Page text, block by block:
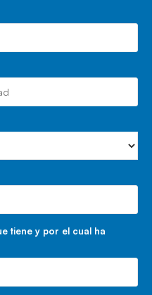
tiene y por el cual ha